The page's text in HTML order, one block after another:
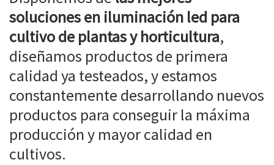
soluciones en iluminación led para
cultivo de plantas y horticultura,
diseñamos productos de primera
calidad ya testeados, y estamos
constantemente desarrollando nuevos
productos para conseguir la máxima
producción y mayor calidad en
cultivos.